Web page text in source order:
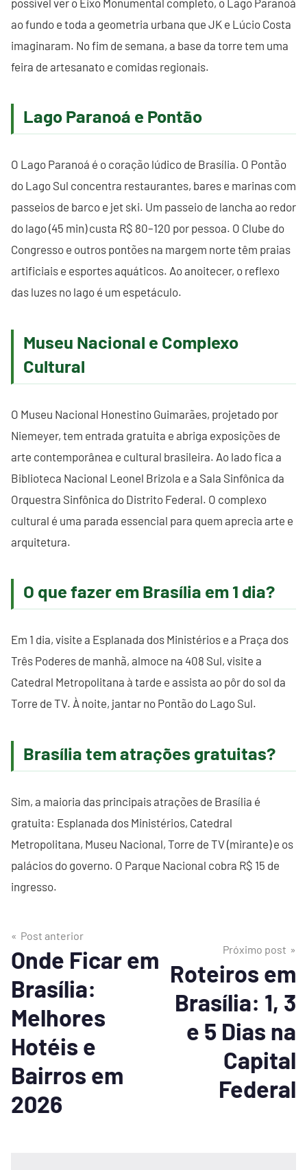
possível ver o Eixo Monumental completo, o Lago Paranoá
ao fundo e toda a geometria urbana que JK e Lúcio Costa
imaginaram. No fim de semana, a base da torre tem uma
feira de artesanato e comidas regionais.
Lago Paranoá e Pontão
O Lago Paranoá é o coração lúdico de Brasília. O Pontão
do Lago Sul concentra restaurantes, bares e marinas com
passeios de barco e jet ski. Um passeio de lancha ao redor
do lago (45 min) custa R$ 80–120 por pessoa. O Clube do
Congresso e outros pontões na margem norte têm praias
artificiais e esportes aquáticos. Ao anoitecer, o reflexo
das luzes no lago é um espetáculo.
Museu Nacional e Complexo
Cultural
O Museu Nacional Honestino Guimarães, projetado por
Niemeyer, tem entrada gratuita e abriga exposições de
arte contemporânea e cultural brasileira. Ao lado fica a
Biblioteca Nacional Leonel Brizola e a Sala Sinfônica da
Orquestra Sinfônica do Distrito Federal. O complexo
cultural é uma parada essencial para quem aprecia arte e
arquitetura.
O que fazer em Brasília em 1 dia?
Em 1 dia, visite a Esplanada dos Ministérios e a Praça dos
Três Poderes de manhã, almoce na 408 Sul, visite a
Catedral Metropolitana à tarde e assista ao pôr do sol da
Torre de TV. À noite, jantar no Pontão do Lago Sul.
Brasília tem atrações gratuitas?
Sim, a maioria das principais atrações de Brasília é
gratuita: Esplanada dos Ministérios, Catedral
Metropolitana, Museu Nacional, Torre de TV (mirante) e os
palácios do governo. O Parque Nacional cobra R$ 15 de
ingresso.
Post anterior
Onde Ficar em
Brasília:
Melhores
Hotéis e
Bairros em
2026
Próximo post
Roteiros em
Brasília: 1, 3
e 5 Dias na
Capital
Federal